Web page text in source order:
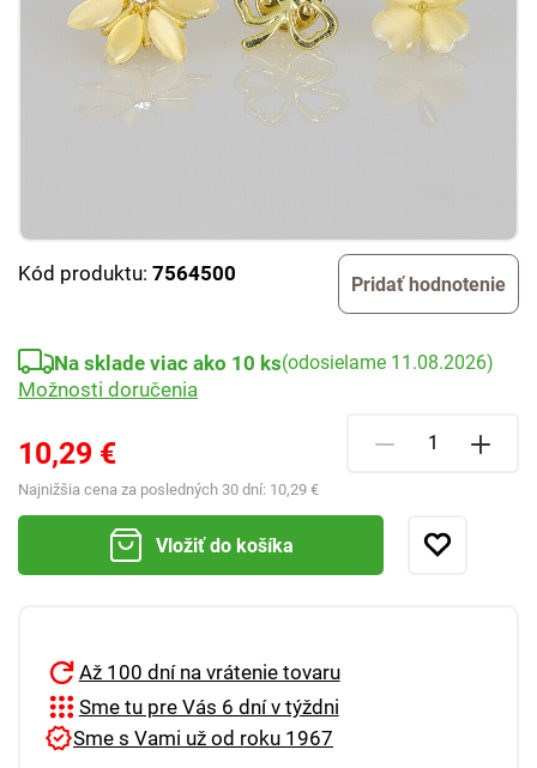
Kód produktu: 7564500 Pridať hodnotenie
10,29 €
Najnižšia cena za posledných 30 dní: 10,29 €
Na sklade viac ako 10 ks(odosielame 11.08.2026)
Možnosti doručenia
Vložiť do košíka
Až 100 dní na vrátenie tovaru
Sme tu pre Vás 6 dní v týždni
Sme s Vami už od roku 1967